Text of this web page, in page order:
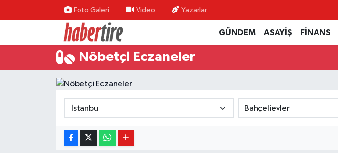
Foto Galeri Video Yazarlar
GÜNDEM ASAYİŞ FİNANS
Nöbetçi Eczaneler
Tire Nöbetçi Eczaneler
Tire Hava Durumu
Tire Trafik Yoğunluk Haritası
Süper Lig Puan Durumu ve Fikstür
Tüm Manşetler